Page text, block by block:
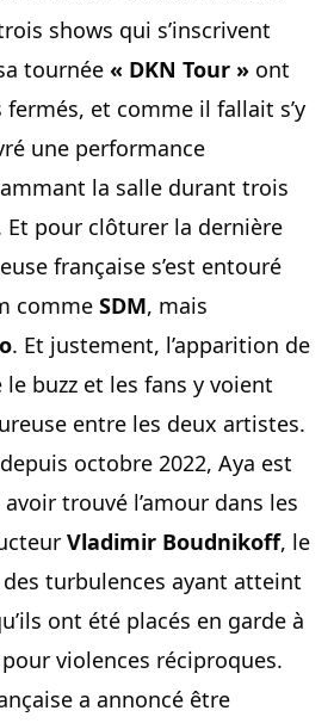
shows qui s’inscrivent
tournée « DKN Tour » ont
et comme il fallait s’y
une performance
la salle durant trois
Et pour clôturer la dernière
française s’est entouré
comme SDM, mais
. Et justement, l’apparition de
buzz et les fans y voient
entre les deux artistes.
octobre 2022, Aya est
trouvé l’amour dans les
Vladimir Boudnikoff, le
turbulences ayant atteint
ont été placés en garde à
violences réciproques.
a annoncé être